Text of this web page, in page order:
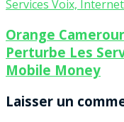
Orange
Perturbe Les
Mobile Money
Laisser un